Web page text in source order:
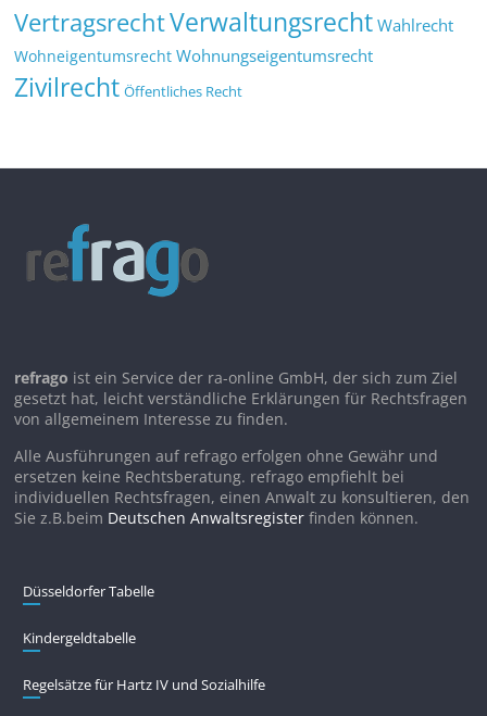
VertragsrechtVerwaltungsrecht Wahlrecht
Wohneigentumsrecht Wohnungseigentumsrecht
Zivilrecht Öffentliches Recht
refrago ist ein Service der ra-online GmbH, der sich zum Ziel
gesetzt hat, leicht verständliche Erklärungen für Rechtsfragen
von allgemeinem Interesse zu finden.
Alle Ausführungen auf refrago erfolgen ohne Gewähr und
ersetzen keine Rechtsberatung. refrago empfiehlt bei
individuellen Rechtsfragen, einen Anwalt zu konsultieren, den
Sie z.B.beim Deutschen Anwaltsregister finden können.
Düsseldorfer Tabelle
Kindergeldtabelle
Regelsätze für Hartz IV und Sozialhilfe